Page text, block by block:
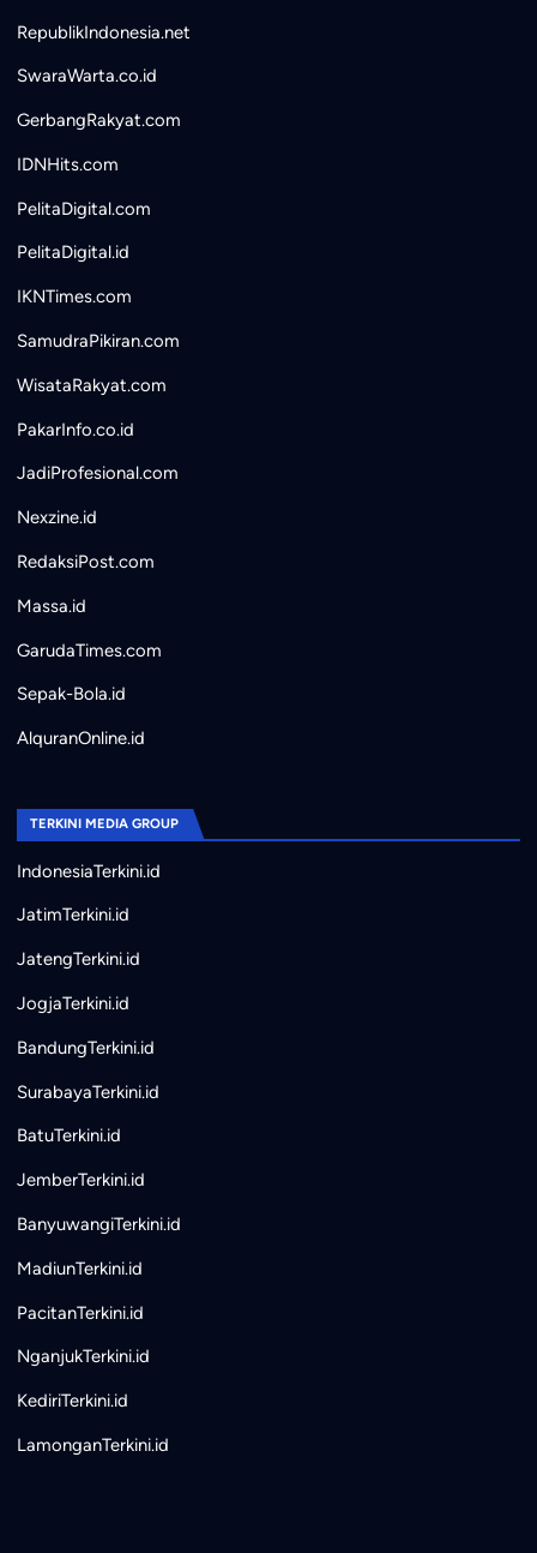
RepublikIndonesia.net
SwaraWarta.co.id
GerbangRakyat.com
IDNHits.com
PelitaDigital.com
PelitaDigital.id
IKNTimes.com
SamudraPikiran.com
WisataRakyat.com
PakarInfo.co.id
JadiProfesional.com
Nexzine.id
RedaksiPost.com
Massa.id
GarudaTimes.com
Sepak-Bola.id
AlquranOnline.id
TERKINI MEDIA GROUP
IndonesiaTerkini.id
JatimTerkini.id
JatengTerkini.id
JogjaTerkini.id
BandungTerkini.id
SurabayaTerkini.id
BatuTerkini.id
JemberTerkini.id
BanyuwangiTerkini.id
MadiunTerkini.id
PacitanTerkini.id
NganjukTerkini.id
KediriTerkini.id
LamonganTerkini.id